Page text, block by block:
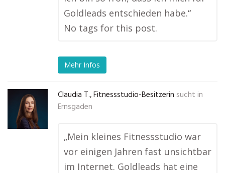
Goldleads entschieden habe.“
No tags for this post.
Mehr Infos
Claudia T., Fitnessstudio-Besitzerin sucht in
Ernsgaden
„Mein kleines Fitnessstudio war
vor einigen Jahren fast unsichtbar
im Internet. Goldleads hat eine